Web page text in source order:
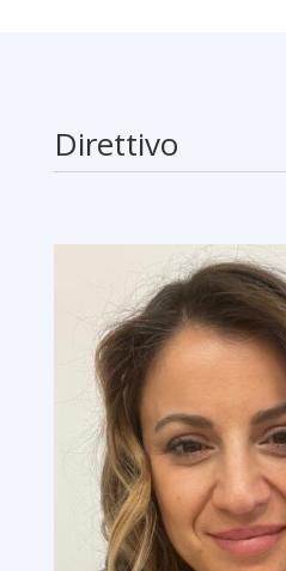
Direttivo